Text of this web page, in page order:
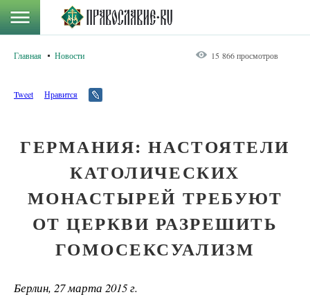
Главная Новости 15 866 просмотров
Tweet Нравится
ГЕРМАНИЯ: НАСТОЯТЕЛИ
КАТОЛИЧЕСКИХ
МОНАСТЫРЕЙ ТРЕБУЮТ
ОТ ЦЕРКВИ РАЗРЕШИТЬ
ГОМОСЕКСУАЛИЗМ
Берлин, 27 марта 2015 г.